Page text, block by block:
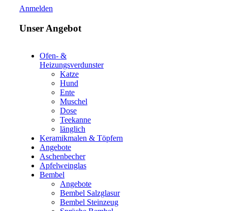
Anmelden
Unser Angebot
Ofen- &
Heizungsverdunster
Katze
Hund
Ente
Muschel
Dose
Teekanne
länglich
Keramikmalen & Töpfern
Angebote
Aschenbecher
Apfelweinglas
Bembel
Angebote
Bembel Salzglasur
Bembel Steinzeug